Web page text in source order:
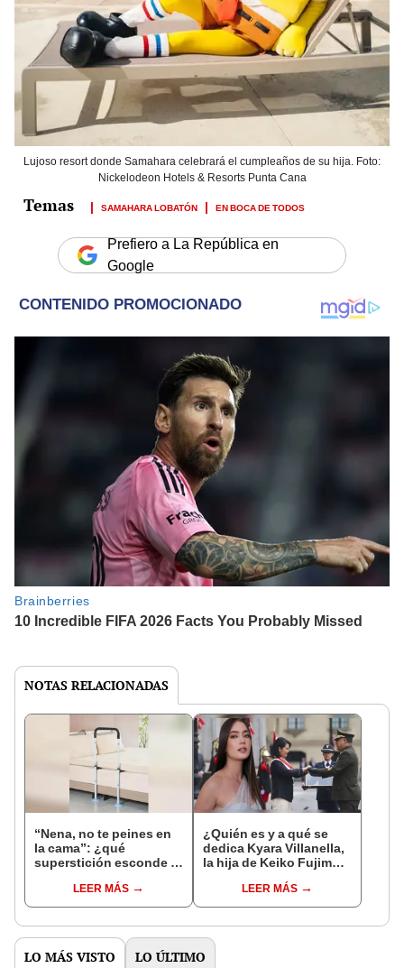
Lujoso resort donde Samahara celebrará el cumpleaños de su hija. Foto:
Nickelodeon Hotels & Resorts Punta Cana
SAMAHARA LOBATÓN EN BOCA DE TODOS
Prefiero a La República en
Google
NOTAS RELACIONADAS
“Nena, no te peines en
la cama”: ¿qué
superstición esconde la
Enanitos Verdes?
LEER MÁS
¿Quién es y a qué se
dedica Kyara Villanella,
la hija de Keiko Fujimori
nivel nacional?
LEER MÁS
LO MÁS VISTO LO ÚLTIMO